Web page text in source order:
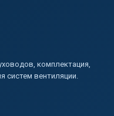
комплектация,
систем вентиляции.